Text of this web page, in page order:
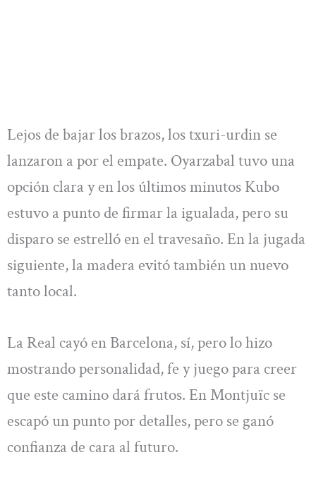
Lejos de bajar los brazos, los txuri-urdin se
lanzaron a por el empate. Oyarzabal tuvo una
opción clara y en los últimos minutos Kubo
estuvo a punto de firmar la igualada, pero su
disparo se estrelló en el travesaño. En la jugada
siguiente, la madera evitó también un nuevo
tanto local.
La Real cayó en Barcelona, sí, pero lo hizo
mostrando personalidad, fe y juego para creer
que este camino dará frutos. En Montjuïc se
escapó un punto por detalles, pero se ganó
confianza de cara al futuro.